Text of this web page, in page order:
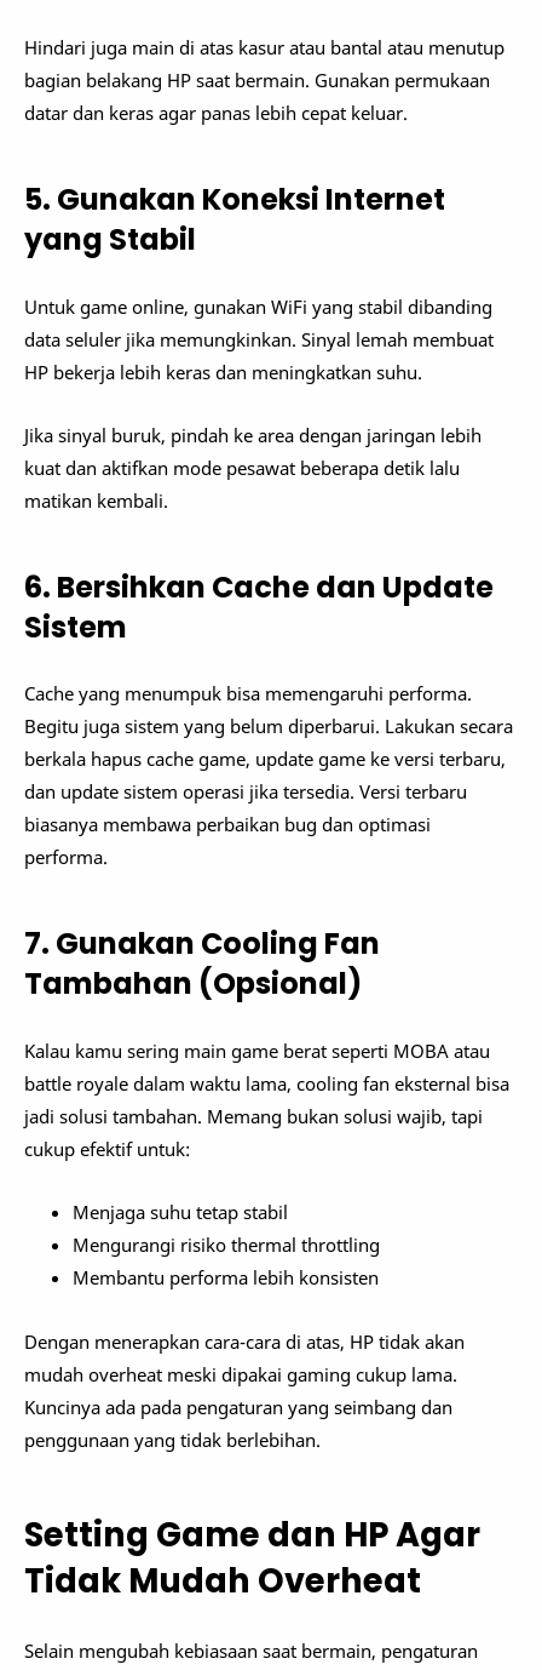
Hindari juga main di atas kasur atau bantal atau menutup
bagian belakang HP saat bermain. Gunakan permukaan
datar dan keras agar panas lebih cepat keluar.
5. Gunakan Koneksi Internet
yang Stabil
Untuk game online, gunakan WiFi yang stabil dibanding
data seluler jika memungkinkan. Sinyal lemah membuat
HP bekerja lebih keras dan meningkatkan suhu.
Jika sinyal buruk, pindah ke area dengan jaringan lebih
kuat dan aktifkan mode pesawat beberapa detik lalu
matikan kembali.
6. Bersihkan Cache dan Update
Sistem
Cache yang menumpuk bisa memengaruhi performa.
Begitu juga sistem yang belum diperbarui. Lakukan secara
berkala hapus cache game, update game ke versi terbaru,
dan update sistem operasi jika tersedia. Versi terbaru
biasanya membawa perbaikan bug dan optimasi
performa.
7. Gunakan Cooling Fan
Tambahan (Opsional)
Kalau kamu sering main game berat seperti MOBA atau
battle royale dalam waktu lama, cooling fan eksternal bisa
jadi solusi tambahan. Memang bukan solusi wajib, tapi
cukup efektif untuk:
Menjaga suhu tetap stabil
Mengurangi risiko thermal throttling
Membantu performa lebih konsisten
Dengan menerapkan cara-cara di atas, HP tidak akan
mudah overheat meski dipakai gaming cukup lama.
Kuncinya ada pada pengaturan yang seimbang dan
penggunaan yang tidak berlebihan.
Setting Game dan HP Agar
Tidak Mudah Overheat
Selain mengubah kebiasaan saat bermain, pengaturan